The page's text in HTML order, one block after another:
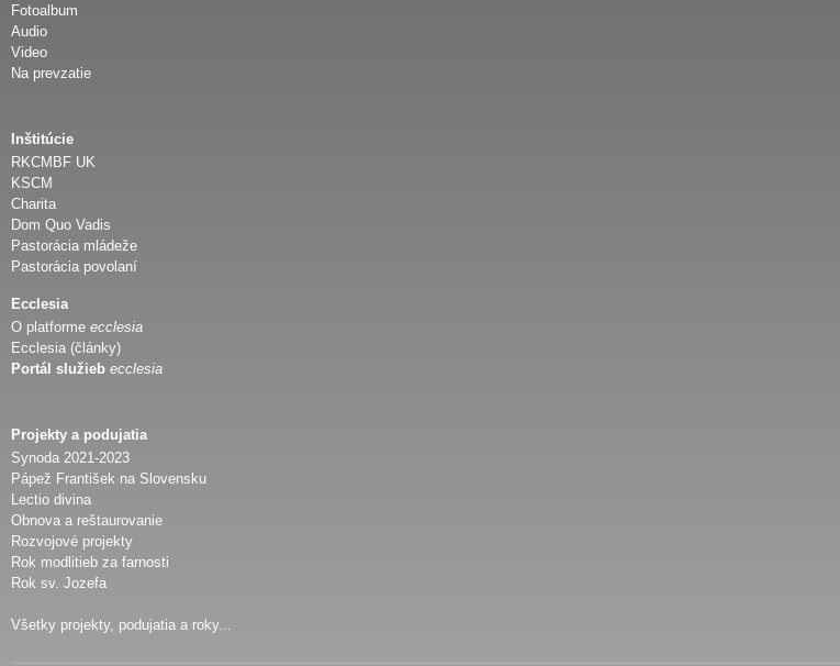
Fotoalbum
Audio
Video
Na prevzatie
Inštitúcie
RKCMBF UK
KSCM
Charita
Dom Quo Vadis
Pastorácia mládeže
Pastorácia povolaní
Ecclesia
O platforme ecclesia
Ecclesia (články)
Portál služieb ecclesia
Projekty a podujatia
Synoda 2021-2023
Pápež František na Slovensku
Lectio divina
Obnova a reštaurovanie
Rozvojové projekty
Rok modlitieb za farnosti
Rok sv. Jozefa
Všetky projekty, podujatia a roky...